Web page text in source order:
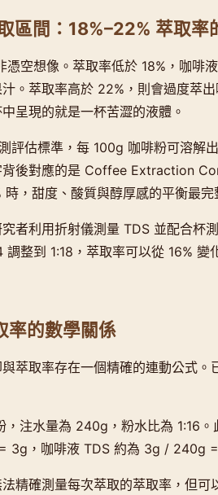
區間：18%–22% 萃取率
憑空想像。萃取率低於 18%，咖啡
。萃取率高於 22%，則會過度萃
呈現的就是一杯苦澀的液體。
評估標準，每 100g 咖啡粉可溶解
後對應的是 Coffee Extraction
時，甜度、酸質與醇厚感的平衡最完
者利用折射儀測量 TDS 並配合杯
調整到 1:18，萃取率可以從 16%
率的數學關係
萃取率存在一個精確的連動公式
，注水量為 240g，粉水比為 1:16
3g，咖啡液 TDS 約為 3g / 240g =
精確測量每次萃取的萃取率，但